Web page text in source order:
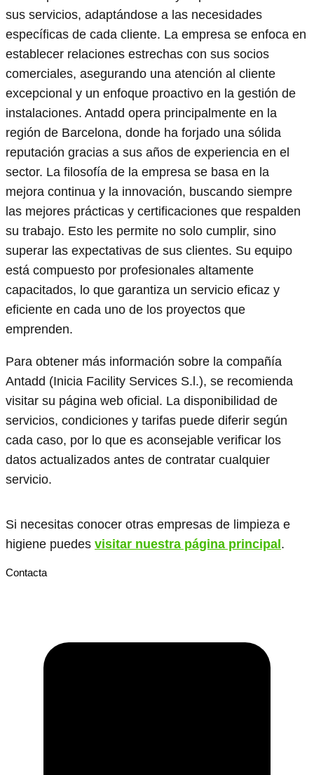
sus servicios, adaptándose a las necesidades
específicas de cada cliente. La empresa se enfoca en
establecer relaciones estrechas con sus socios
comerciales, asegurando una atención al cliente
excepcional y un enfoque proactivo en la gestión de
instalaciones. Antadd opera principalmente en la
región de Barcelona, donde ha forjado una sólida
reputación gracias a sus años de experiencia en el
sector. La filosofía de la empresa se basa en la
mejora continua y la innovación, buscando siempre
las mejores prácticas y certificaciones que respalden
su trabajo. Esto les permite no solo cumplir, sino
superar las expectativas de sus clientes. Su equipo
está compuesto por profesionales altamente
capacitados, lo que garantiza un servicio eficaz y
eficiente en cada uno de los proyectos que
emprenden.
Para obtener más información sobre la compañía
Antadd (Inicia Facility Services S.l.), se recomienda
visitar su página web oficial. La disponibilidad de
servicios, condiciones y tarifas puede diferir según
cada caso, por lo que es aconsejable verificar los
datos actualizados antes de contratar cualquier
servicio.
Si necesitas conocer otras empresas de limpieza e
higiene puedes visitar nuestra página principal .
Contacta